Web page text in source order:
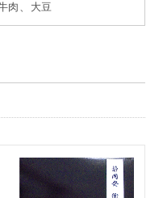
肉、大豆